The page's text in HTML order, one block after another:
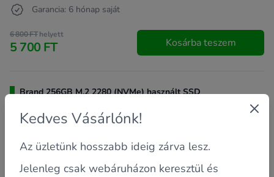
Garancia: 6 hónap saját
6 800 FThelyett
5 700 FT Kosárba teszem
Brand 256GB M.2 2280 (NVMe) használt SSD
Kedves Vásárlónk!
Az üzletünk hosszabb ideig zárva lesz.
Jelenleg csak webáruházon keresztül és